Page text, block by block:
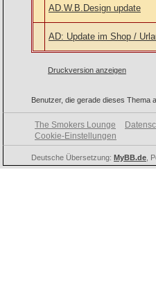
AD.W.B.Design update
AD: Update im Shop /
Druckversion anzeigen
Benutzer, die gerade dieses Thema
The Smokers Lounge
Cookie-Einstellungen
Deutsche Übersetzung: MyBB.de ,